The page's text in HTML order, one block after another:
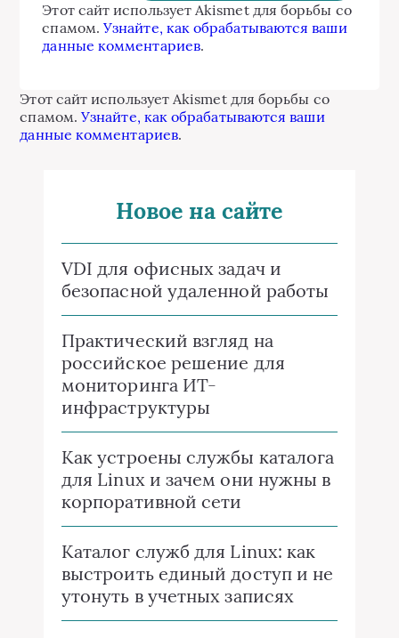
Этот сайт использует Akismet для борьбы со
спамом.Узнайте, как обрабатываются ваши
данные комментариев.
Этот сайт использует Akismet для борьбы со
спамом.Узнайте, как обрабатываются ваши
данные комментариев.
Новое на сайте
VDI для офисных задач и
безопасной удаленной работы
Практический взгляд на
российское решение для
мониторинга ИТ-
инфраструктуры
Как устроены службы каталога
для Linux и зачем они нужны в
корпоративной сети
Каталог служб для Linux: как
выстроить единый доступ и не
утонуть в учетных записях